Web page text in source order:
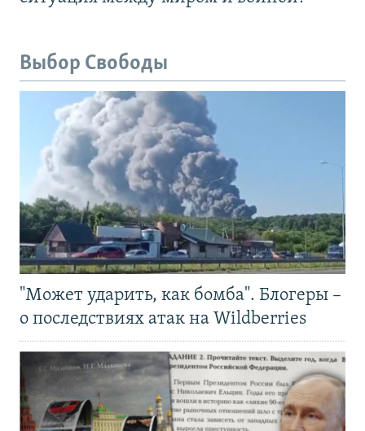
Выбор Свободы
"Может ударить, как бомба". Блогеры –
о последствиях атак на Wildberries